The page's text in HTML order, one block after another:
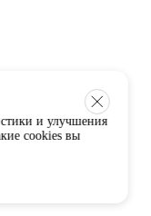
и улучшения
cookies вы